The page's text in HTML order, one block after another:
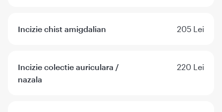
Incizie chist amigdalian 205 Lei
Incizie colectie auriculara /
nazala
220 Lei